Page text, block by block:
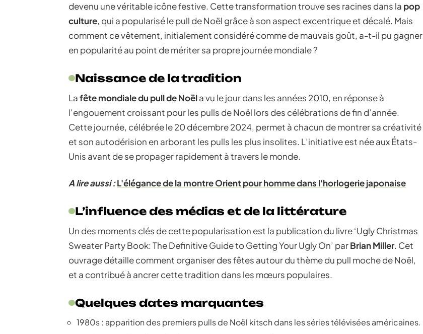
devenu une véritable icône festive. Cette transformation trouve ses racines dans la pop
culture, qui a popularisé le pull de Noël grâce à son aspect excentrique et décalé. Mais
comment ce vêtement, initialement considéré comme de mauvais goût, a-t-il pu gagner
en popularité au point de mériter sa propre journée mondiale ?
Naissance de la tradition
Lafête mondiale du pull de Noëla vu le jour dans les années 2010, en réponse à
l’engouement croissant pour les pulls de Noël lors des célébrations de fin d’année.
Cette journée, célébrée le 20 décembre 2024, permet à chacun de montrer sa créativité
et son autodérision en arborant les pulls les plus insolites. L’initiative est née aux États-
Unis avant de se propager rapidement à travers le monde.
A lire aussi :L'élégance de la montre Orient pour homme dans l'horlogerie japonaise
L’influence des médias et de la littérature
Un des moments clés de cette popularisation est la publication du livre ‘Ugly Christmas
Sweater Party Book: The Definitive Guide to Getting Your Ugly On’ parBrian Miller. Cet
ouvrage détaille comment organiser des fêtes autour du thème du pull moche de Noël,
et a contribué à ancrer cette tradition dans les mœurs populaires.
Quelques dates marquantes
1980s : apparition des premiers pulls de Noël kitsch dans les séries télévisées américaines.